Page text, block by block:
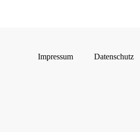
Impressum Datenschutz